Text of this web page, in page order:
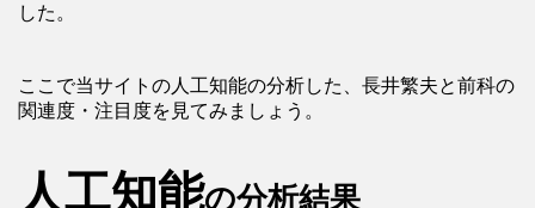
した。
ここで当サイトの人工知能の分析した、長井繁夫と前科の
関連度・注目度を見てみましょう。
人工知能の分析結果